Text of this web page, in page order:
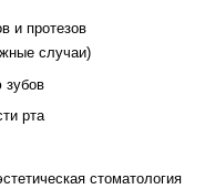
и протезов
случаи)
зубов
рта
стоматология